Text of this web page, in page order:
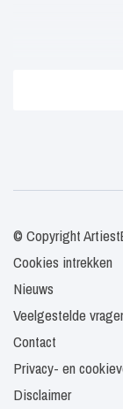
© Copyright
Cookies intrekken
Nieuws
Veelgestelde
Contact
Privacy- en
Disclaimer